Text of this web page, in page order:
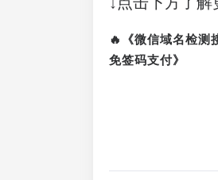
🔥《微信域名检测
免签码支付》